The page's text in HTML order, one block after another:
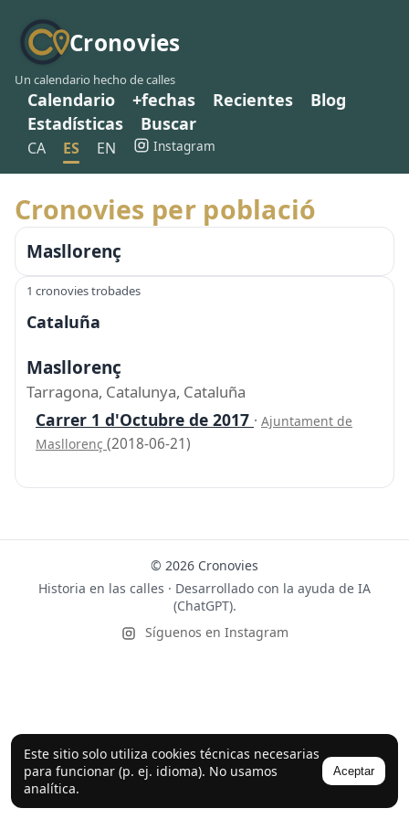
Cronovies
Un calendario hecho de calles
Calendario +fechas Recientes
Blog
Estadísticas
Buscar
CA ES EN Instagram
Este sitio solo utiliza cookies técnicas necesarias
para funcionar (p. ej. idioma). No usamos
analítica.
Aceptar
Cronovies per població
Masllorenç
1 cronovies trobades
Cataluña
Masllorenç
Tarragona, Catalunya, Cataluña
Carrer 1 d'Octubre de 2017 · Ajuntament de
Masllorenç (2018-06-21)
© 2026 Cronovies
Historia en las calles · Desarrollado con la ayuda de IA
(ChatGPT).
Síguenos en Instagram